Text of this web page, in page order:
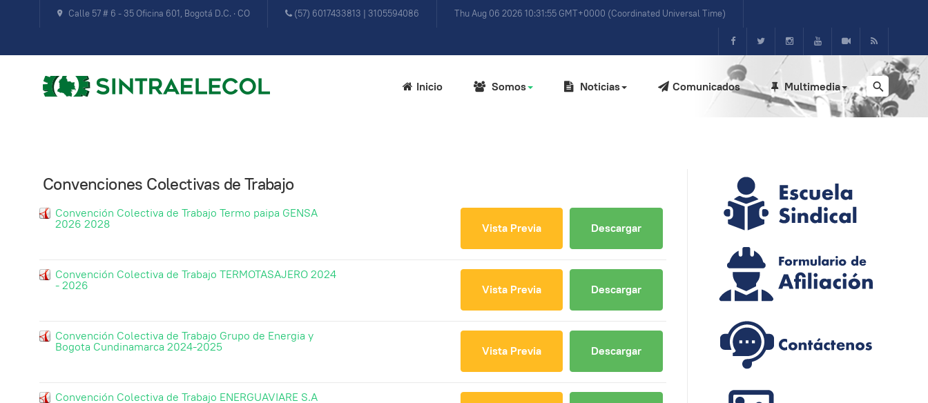
Calle 57 # 6 - 35 Oficina 601, Bogotá D.C. · CO (57) 6017433813 | 3105594086 Thu Aug 06 2026 10:31:55 GMT+0000 (Coordinated Universal Time)
Inicio Somos Noticias Comunicados Multimedia
Convenciones Colectivas de Trabajo
Convención Colectiva de Trabajo Termo paipa GENSA
2026 2028 Descargar
Vista Previa
Convención Colectiva de Trabajo TERMOTASAJERO 2024
- 2026 Descargar
Vista Previa
Convención Colectiva de Trabajo Grupo de Energia y
Bogota Cundinamarca 2024-2025 Descargar
Vista Previa
Convención Colectiva de Trabajo ENERGUAVIARE S.A